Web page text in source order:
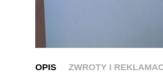
OPIS ZWROTY I